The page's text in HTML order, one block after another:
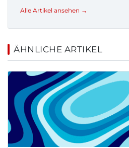
Alle Artikel ansehen →
ÄHNLICHE ARTIKEL